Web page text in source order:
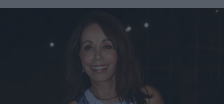
ΖΩΗ
ΣΠΟΡ
ENGLISH EDITION
GREEN